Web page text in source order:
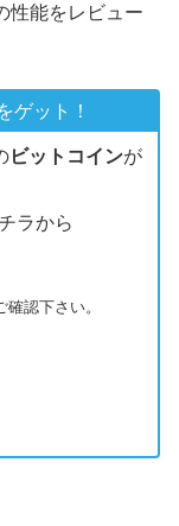
性能をレビュー
ゲット！
ビットコインが
ラから
確認下さい。